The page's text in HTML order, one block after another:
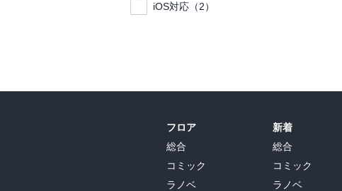
iOS対応（2）
フロア
総合
コミック
ラノベ
新着
総合
コミック
ラノベ